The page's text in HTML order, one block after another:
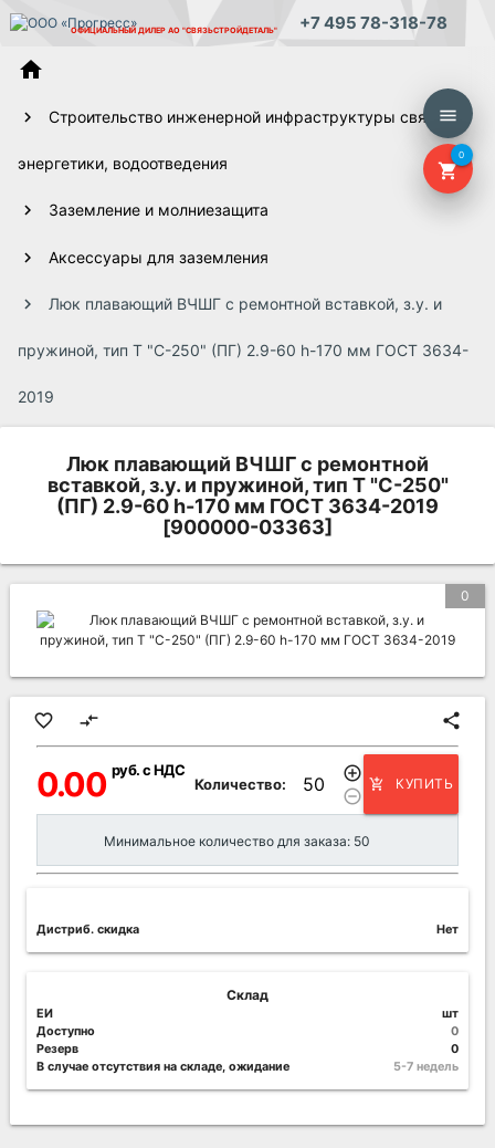
ОФИЦИАЛЬНЫЙ ДИЛЕР АО "СВЯЗЬСТРОЙДЕТАЛЬ" +7 495 78-318-78
menu
shopping_cart
0
home
Строительство инженерной инфраструктуры связи,
энергетики, водоотведения
Заземление и молниезащита
Аксессуары для заземления
Люк плавающий ВЧШГ с ремонтной вставкой, з.у. и
пружиной, тип Т "С-250" (ПГ) 2.9-60 h-170 мм ГОСТ 3634-
2019
Люк плавающий ВЧШГ с ремонтной
вставкой, з.у. и пружиной, тип Т "С-250"
(ПГ) 2.9-60 h-170 мм ГОСТ 3634-2019
[900000-03363]
0
favorite_border compare_arrows share
0.00 руб. с НДС
Количество:
add_circle_outline
remove_circle_outline
add_shopping_cart КУПИТЬ
Минимальное количество для заказа: 50
Дистриб. скидка Нет
Склад
ЕИ
шт
Доступно
0
Резерв
0
В случае отсутствия на складе, ожидание
5-7 недель